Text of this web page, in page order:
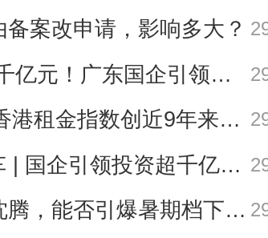
8.2%。虽然降幅小于
确的——新房这块肉，
赖加深。但现在，开发
备案改申请，影响多大？
总投资将超千亿元！广东国企引领现代化海洋牧场建设
港澳一周 | 香港租金指数创近9年来最大升幅
南方+早班车 | 国企引领投资超千亿！广东现代化海洋牧场建设提速
诺兰“携手”沈腾，能否引爆暑期档下半场？｜小南荐片